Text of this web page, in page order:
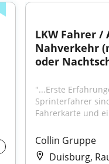
LKW Fahrer
Nahverkehr
oder
"...Erste
Sprinterfahrer
Fahrerkarte und
Collin Gruppe
Duisburg,